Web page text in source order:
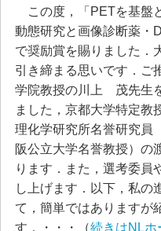
この度，「PETを基盤
動態研究と画像診断薬・
で奨励賞を賜りました．
引き締まる思いです．ご
学院教授の川上 茂先生
ました，京都大学特定
理化学研究所名誉研究員
阪公立大学名誉教授）の
ります．また，選考委員
し上げます．以下，私の
て，簡単ではありますが
す．・・・（続きはNLホ